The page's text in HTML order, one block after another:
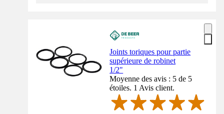
Joints toriques pour partie
supérieure de robinet
1/2"
Moyenne des avis : 5 de 5
étoiles. 1 Avis client.